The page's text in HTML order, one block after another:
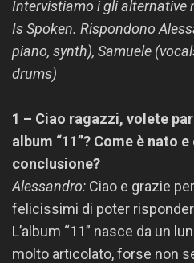
Intervistiamo i gli alternative
Is Spoken. Rispondono
piano, synth), Samuele
drums)
1 – Ciao ragazzi, volete
album “11”? Come è nato
conclusione?
Alessandro: Ciao e grazie
felicissimi di poter
L’album “11” nasce da un
molto articolato, forse non